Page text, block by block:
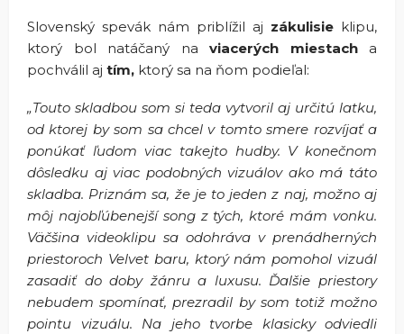
Slovenský spevák nám priblížil aj zákulisie klipu,
ktorý bol natáčaný na viacerých miestacha
pochválil aj tím, ktorý sa na ňom podieľal:
„Touto skladbou som si teda vytvoril aj určitú latku,
od ktorej by som sa chcel v tomto smere rozvíjať a
ponúkať ľudom viac takejto hudby. V konečnom
dôsledku aj viac podobných vizuálov ako má táto
skladba. Priznám sa, že je to jeden z naj, možno aj
môj najobľúbenejší song z tých, ktoré mám vonku.
Väčšina videoklipu sa odohráva v prenádherných
priestoroch Velvet baru, ktorý nám pomohol vizuál
zasadiť do doby žánru a luxusu. Ďalšie priestory
nebudem spomínať, prezradil by som totiž možno
pointu vizuálu. Na jeho tvorbe klasicky odviedli